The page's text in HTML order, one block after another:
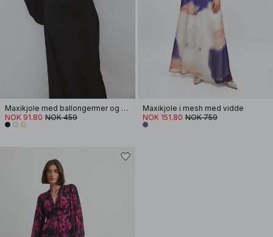
Maxikjole med ballongermer og åpen rygg
NOK 91.80 NOK 459
Maxikjole i mesh med vidde
NOK 151.80 NOK 759